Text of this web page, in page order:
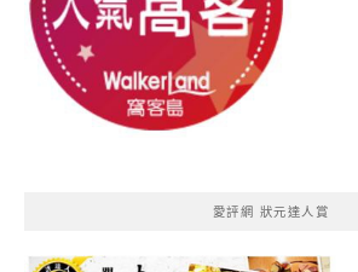
愛評網 狀元達人賞